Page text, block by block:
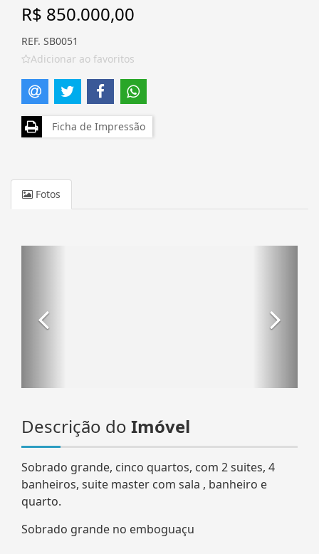
R$ 850.000,00
REF. SB0051
Adicionar ao favoritos
Ficha de Impressão
Fotos
Descrição do Imóvel
Sobrado grande, cinco quartos, com 2 suites, 4
banheiros, suite master com sala , banheiro e
quarto.
Sobrado grande no emboguaçu